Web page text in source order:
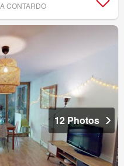
CONTARDO
12 Photos